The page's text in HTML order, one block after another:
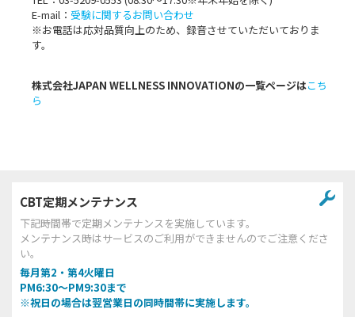
E-mail： 受験に関するお問い合わせ
※お電話は応対品質向上のため、録音させていただいておりま
す。
株式会社JAPAN WELLNESS INNOVATIONの一覧ページはこち
ら
CBT定期メンテナンス
下記時間帯で定期メンテナンスを実施しています。
メンテナンス時はサービスのご利用ができませんのでご注意くださ
い。
毎月第2・第4火曜日
PM6:30～PM9:30まで
※祝日の場合は翌営業日の同時間帯に実施します。